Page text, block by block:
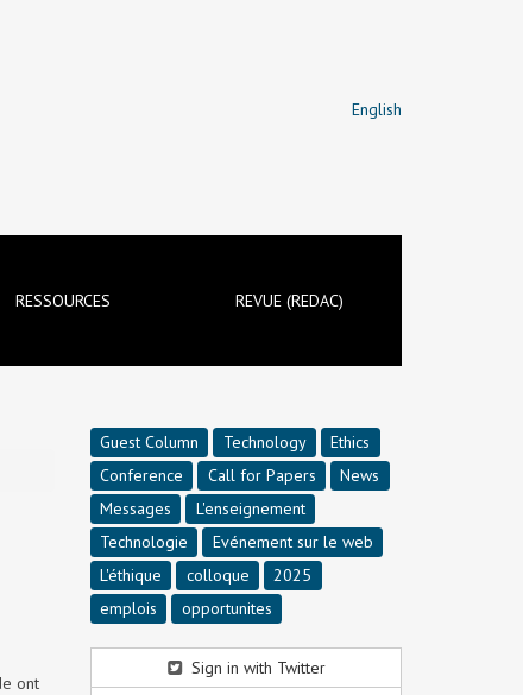
English
RESSOURCES REVUE (REDAC)
ont
Guest Column Technology
Ethics
Conference
Call for Papers
News
Messages
L'enseignement
Technologie
Evénement sur le web
L'éthique
colloque
2025
emplois
opportunites
Sign in with Twitter